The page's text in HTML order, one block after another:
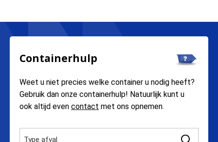
Containerhulp
Weet u niet precies welke container u nodig heeft?
Gebruik dan onze containerhulp! Natuurlijk kunt u
ook altijd even contact met ons opnemen.